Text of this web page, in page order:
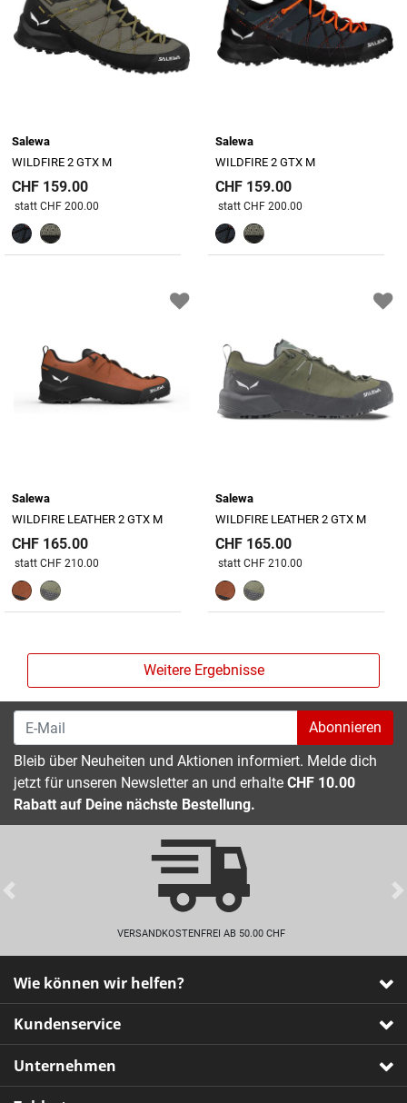
Salewa
WILDFIRE 2 GTX M
CHF 159.00
Preis reduziert von
statt CHF 200.00
Salewa
WILDFIRE 2 GTX M
CHF 159.00
Preis reduziert von
statt CHF 200.00
Salewa
WILDFIRE LEATHER 2 GTX M
CHF 165.00
Preis reduziert von
statt CHF 210.00
Salewa
WILDFIRE LEATHER 2 GTX M
CHF 165.00
Preis reduziert von
statt CHF 210.00
Weitere Ergebnisse
Abonnieren
Bleib über Neuheiten und Aktionen informiert. Melde dich
jetzt für unseren Newsletter an und erhalte CHF 10.00
Rabatt auf Deine nächste Bestellung.
VERSANDKOSTENFREI AB 50.00 CHF
Previous
Wie können wir helfen?
Kundenservice
Unternehmen